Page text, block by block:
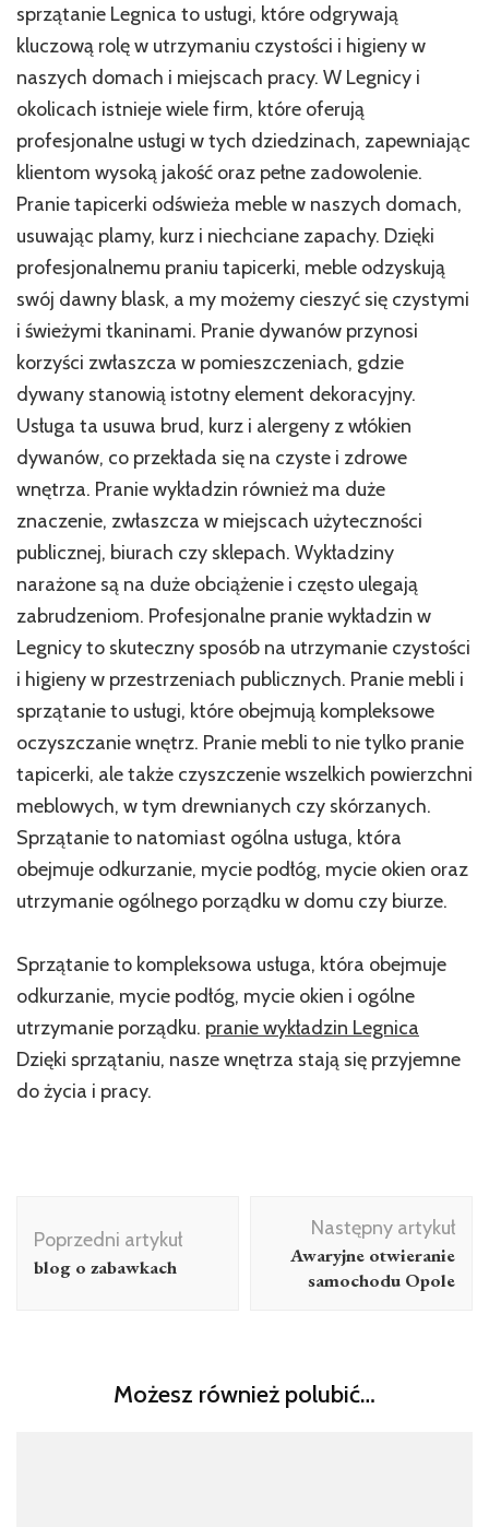
sprzątanie Legnica to usługi, które odgrywają
kluczową rolę w utrzymaniu czystości i higieny w
naszych domach i miejscach pracy. W Legnicy i
okolicach istnieje wiele firm, które oferują
profesjonalne usługi w tych dziedzinach, zapewniając
klientom wysoką jakość oraz pełne zadowolenie.
Pranie tapicerki odświeża meble w naszych domach,
usuwając plamy, kurz i niechciane zapachy. Dzięki
profesjonalnemu praniu tapicerki, meble odzyskują
swój dawny blask, a my możemy cieszyć się czystymi
i świeżymi tkaninami. Pranie dywanów przynosi
korzyści zwłaszcza w pomieszczeniach, gdzie
dywany stanowią istotny element dekoracyjny.
Usługa ta usuwa brud, kurz i alergeny z włókien
dywanów, co przekłada się na czyste i zdrowe
wnętrza. Pranie wykładzin również ma duże
znaczenie, zwłaszcza w miejscach użyteczności
publicznej, biurach czy sklepach. Wykładziny
narażone są na duże obciążenie i często ulegają
zabrudzeniom. Profesjonalne pranie wykładzin w
Legnicy to skuteczny sposób na utrzymanie czystości
i higieny w przestrzeniach publicznych. Pranie mebli i
sprzątanie to usługi, które obejmują kompleksowe
oczyszczanie wnętrz. Pranie mebli to nie tylko pranie
tapicerki, ale także czyszczenie wszelkich powierzchni
meblowych, w tym drewnianych czy skórzanych.
Sprzątanie to natomiast ogólna usługa, która
obejmuje odkurzanie, mycie podłóg, mycie okien oraz
utrzymanie ogólnego porządku w domu czy biurze.
Sprzątanie to kompleksowa usługa, która obejmuje
odkurzanie, mycie podłóg, mycie okien i ogólne
utrzymanie porządku. pranie wykładzin Legnica
Dzięki sprzątaniu, nasze wnętrza stają się przyjemne
do życia i pracy.
wpisu
Poprzedni artykuł
blog o zabawkach
Następny artykuł
Awaryjne otwieranie
samochodu Opole
Możesz również polubić…